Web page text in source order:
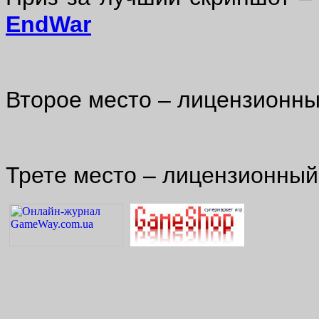
EndWar
Второе место –
Трете место –